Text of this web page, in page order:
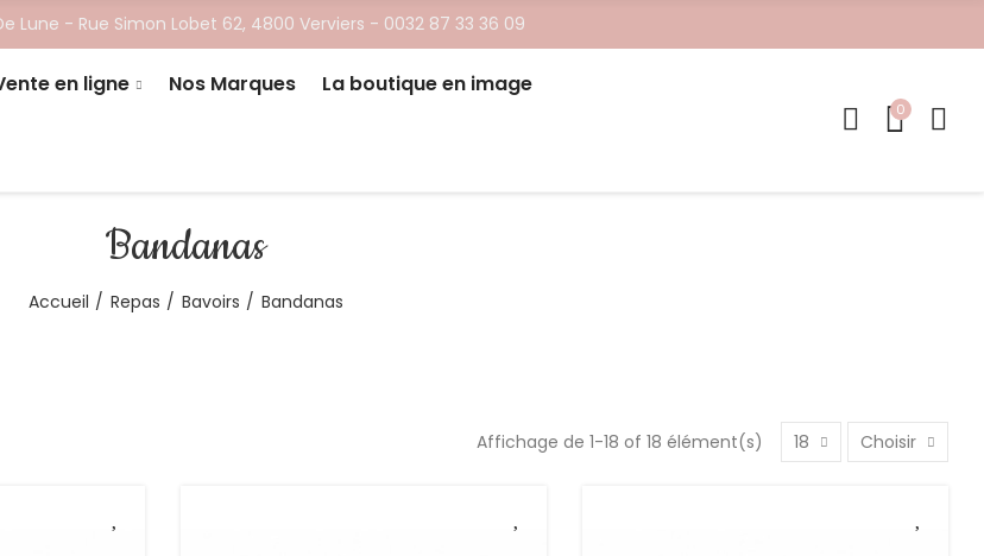
Lune - ​Rue Simon Lobet 62, 4800 Verviers - 0032 87 33 36 09
en ligne Nos Marques La boutique en image
0
Bandanas
Accueil Repas Bavoirs Bandanas
Affichage de 1-18 of 18 élément(s) 18 Choisir